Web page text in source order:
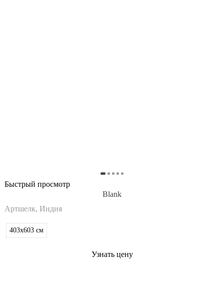
Быстрый просмотр
Blank
Артшелк, Индия
403x603 см
Узнать цену